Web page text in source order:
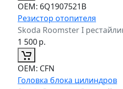
ОЕМ: 6Q1907521B
Резистор отопителя
Skoda Roomster I
1 500р.
ОЕМ: CFN
Головка блока цилиндров